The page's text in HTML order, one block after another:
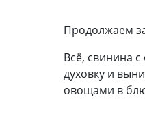
Продолжаем
Всё, свинина
духовку и
овощами в